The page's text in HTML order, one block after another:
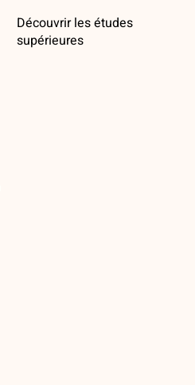
Découvrir les études
supérieures